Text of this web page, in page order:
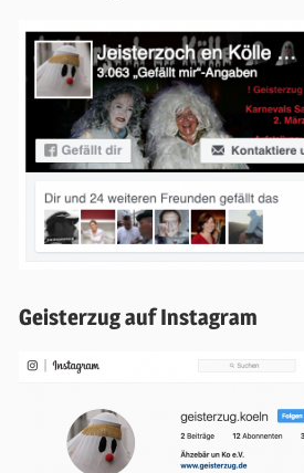
Geisterzug auf Instagram